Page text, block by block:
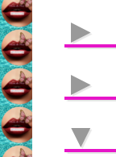
►
►
▼